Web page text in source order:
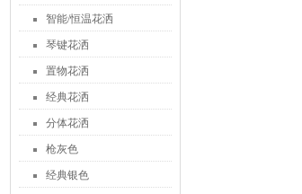
智能/恒温花洒
琴键花洒
置物花洒
经典花洒
分体花洒
枪灰色
经典银色